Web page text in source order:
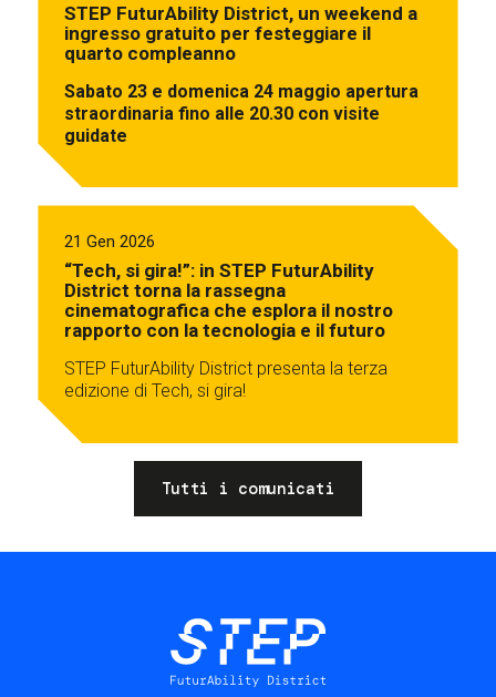
STEP FuturAbility District, un weekend a
ingresso gratuito per festeggiare il
quarto compleanno
Sabato 23 e domenica 24 maggio apertura
straordinaria fino alle 20.30 con visite
guidate
21 Gen 2026
“Tech, si gira!”: in STEP FuturAbility
District torna la rassegna
cinematografica che esplora il nostro
rapporto con la tecnologia e il futuro
STEP FuturAbility District presenta la terza
edizione di Tech, si gira!
Tutti i comunicati